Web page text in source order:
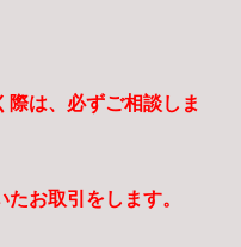
際は、必ずご相談しま
お取引をします。